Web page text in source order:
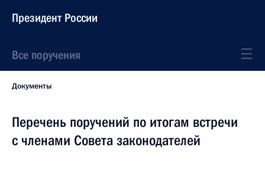
Президент России
Все поручения
Документы
Перечень поручений по итогам встречи
с членами Совета законодателей